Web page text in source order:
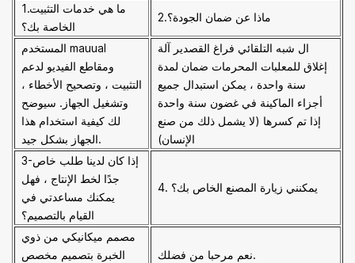
1.ما هي خدمات التثبيت
الخاصة بك؟
2.ماذا عن ضمان الجودة؟
المستخدم mauual
ومقاطع الفيديو لدعم
التثبيت ، وتصحيح الأخطاء ،
وتشغيل الجهاز. سيوضح
لك كيفية استخدام هذا
الجهاز بشكل جيد.
ال شبه التلقائي فراغ القصدير آلة
إغلاق للمعلبات المحرمات ضمان لمدة
سنة واحدة ، يمكن استبدال جميع
أجزاء الماكينة في غضون سنة واحدة
إذا تم كسرها (لا يشمل ذلك من صنع
الإنسان)
3-إذا كان لدينا طلب خاص
جدًا لخط الإنتاج ، فهل
يمكنك مساعدتي في
القيام بالتصميم؟
4. يمكنني زيارة المصنع الخاص بك؟
مصمم ميكانيكي من ذوي
الخبرة بتصميم مخصص
نعم مرحبا من فضلك.